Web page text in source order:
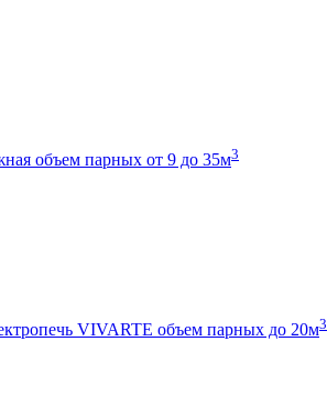
объем парных от 9 до 35м3
VIVARTE объем парных до 20м3